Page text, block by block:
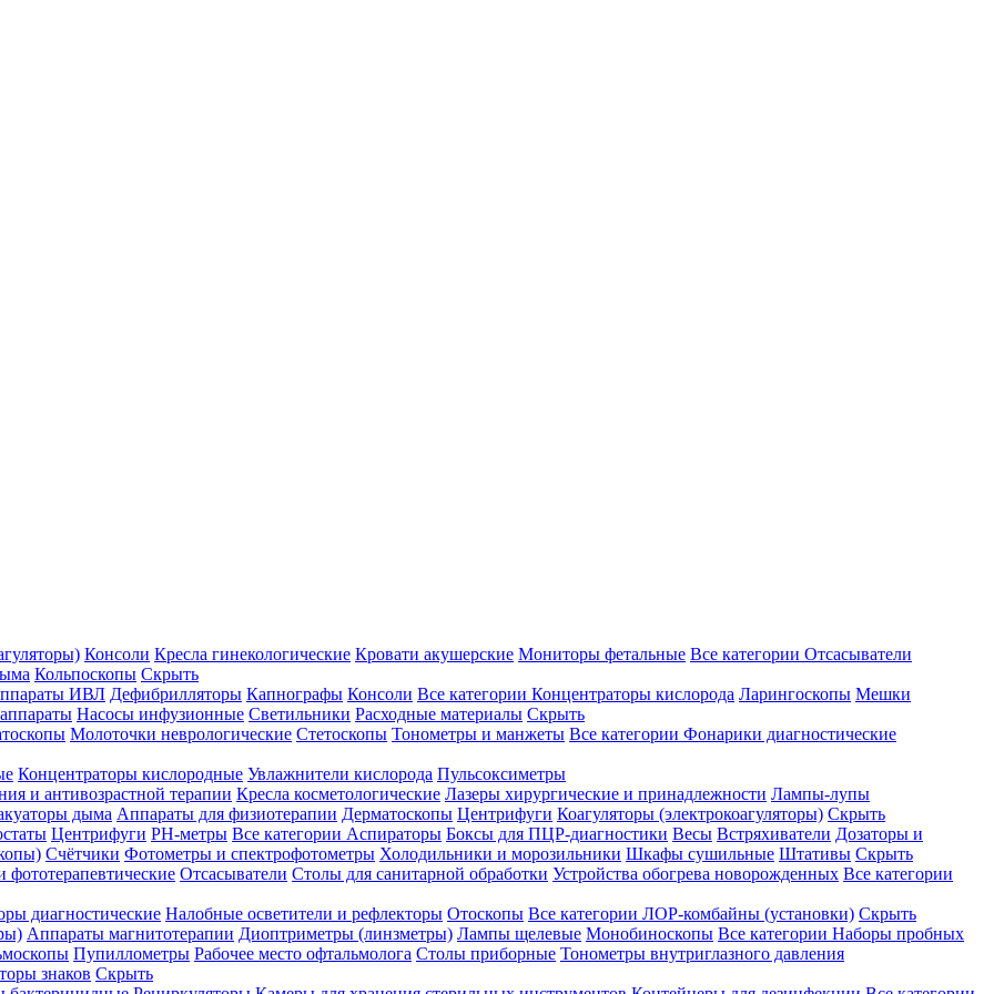
Консоли Кресла гинекологические Кровати акушерские Мониторы фетальные Все категории Отсасыватели
Кольпоскопы Скрыть
ИВЛ Дефибрилляторы Капнографы Консоли Все категории Концентраторы кислорода Ларингоскопы Мешки
Насосы инфузионные Светильники Расходные материалы Скрыть
Молоточки неврологические Стетоскопы Тонометры и манжеты Все категории Фонарики диагностические
Концентраторы кислородные Увлажнители кислорода Пульсоксиметры
и антивозрастной терапии Кресла косметологические Лазеры хирургические и принадлежности Лампы-лупы
дыма Аппараты для физиотерапии Дерматоскопы Центрифуги Коагуляторы (электрокоагуляторы) Скрыть
Центрифуги PH-метры Все категории Аспираторы Боксы для ПЦР-диагностики Весы Встряхиватели Дозаторы и
Счётчики Фотометры и спектрофотометры Холодильники и морозильники Шкафы сушильные Штативы Скрыть
фототерапевтические Отсасыватели Столы для санитарной обработки Устройства обогрева новорожденных Все категории
диагностические Налобные осветители и рефлекторы Отоскопы Все категории ЛОР-комбайны (установки) Скрыть
Аппараты магнитотерапии Диоптриметры (линзметры) Лампы щелевые Монобиноскопы Все категории Наборы пробных
Пупиллометры Рабочее место офтальмолога Столы приборные Тонометры внутриглазного давления
знаков Скрыть